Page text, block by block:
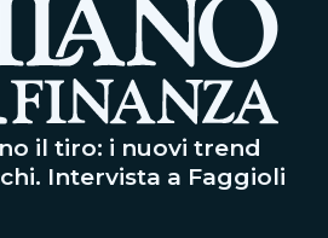
il tiro: i nuovi trend
Intervista a Faggioli